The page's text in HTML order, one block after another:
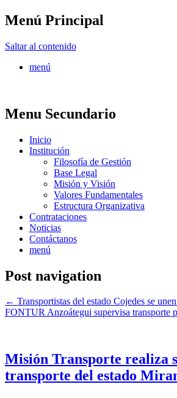
Menú Principal
Saltar al contenido
menú
Menu Secundario
Inicio
Institución
Filosofía de Gestión
Base Legal
Misión y Visión
Valores Fundamentales
Estructura Organizativa
Contrataciones
Noticias
Contáctanos
menú
Post navigation
← Transportistas del estado Cojedes se
FONTUR Anzoátegui supervisa transporte
Misión Transporte realiza
transporte del estado